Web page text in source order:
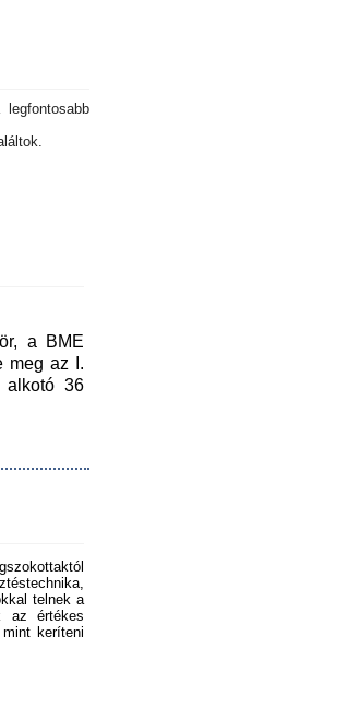
a BME
meg az I.
alkotó 36
telnek a
az értékes
keríteni